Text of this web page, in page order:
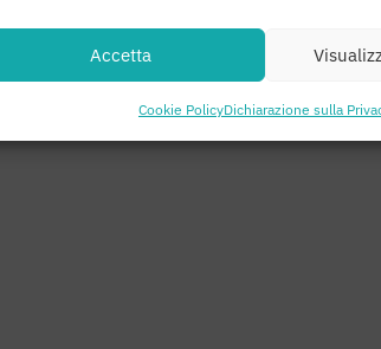
Accetta
Cookie PolicyDichiarazione sulla